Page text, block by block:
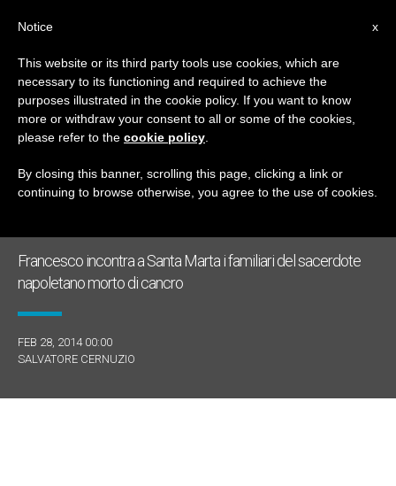
MESE
Febbraio, 2014
ULTIME NOTIZIE
Francesco incontra a Santa Marta i familiari del sacerdote
napoletano morto di cancro
FEB 28, 2014 00:00
SALVATORE CERNUZIO
x
Notice
This website or its third party tools use cookies, which are
necessary to its functioning and required to achieve the
purposes illustrated in the cookie policy. If you want to know
more or withdraw your consent to all or some of the cookies,
please refer to the cookie policy
By closing this banner, scrolling this page, clicking a link or
continuing to browse otherwise, you agree to the use of cookies.